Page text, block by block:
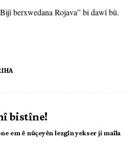
berxwedana Rojava” bi dawî bû.
bistîne!
em ê nûçeyên lezgîn yekser ji maîla